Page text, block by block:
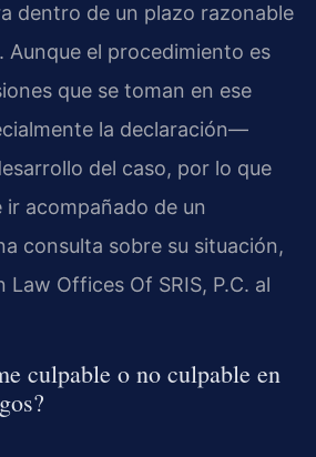
dentro de un plazo razonable
Aunque el procedimiento es
que se toman en ese
la declaración—
del caso, por lo que
ir acompañado de un
consulta sobre su situación,
Law Offices Of SRIS, P.C. al
culpable o no culpable en